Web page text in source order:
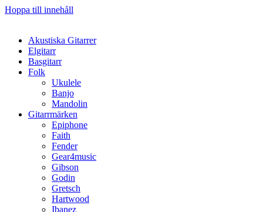
Hoppa till innehåll
Akustiska Gitarrer
Elgitarr
Basgitarr
Folk
Ukulele
Banjo
Mandolin
Gitarrmärken
Epiphone
Faith
Fender
Gear4music
Gibson
Godin
Gretsch
Hartwood
Ibanez